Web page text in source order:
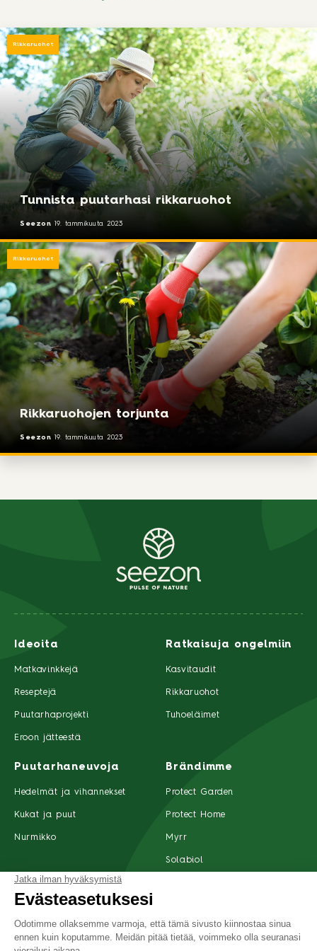
Tunnista puutarhasi rikkaruohot
Seezon 19. tammikuuta 2023
Rikkaruohot
Rikkaruohojen torjunta
Seezon 19. tammikuuta 2023
Rikkaruohot
Ideoita
Matkavinkkejä
Reseptejä
Puutarhaprojekti
Eroon jätteestä
Ratkaisuja ongelmiin
Kasvitaudit
Rikkaruohot
Tuhoeläimet
Puutarhaneuvoja
Hedelmät ja vihannekset
Kukat ja puut
Nurmikko
Brändimme
Protect Garden
Protect Home
Myrr
Solabiol
Suomi